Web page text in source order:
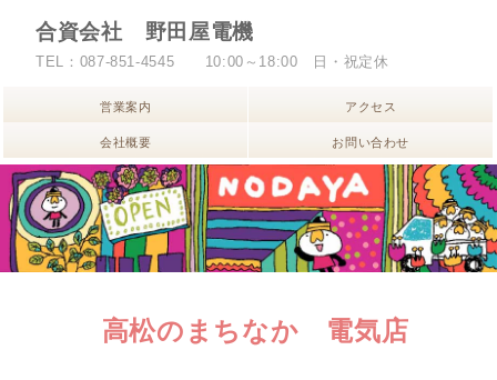
合資会社 野田屋電機
TEL：087-851-4545 10:00～18:00 日・祝定休
営業案内 アクセス
会社概要 お問い合わせ
高松のまちなか 電気店